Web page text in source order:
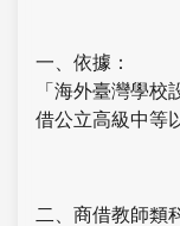
一、依據：
「海外臺灣學
借公立高級中等
二、商借教師類